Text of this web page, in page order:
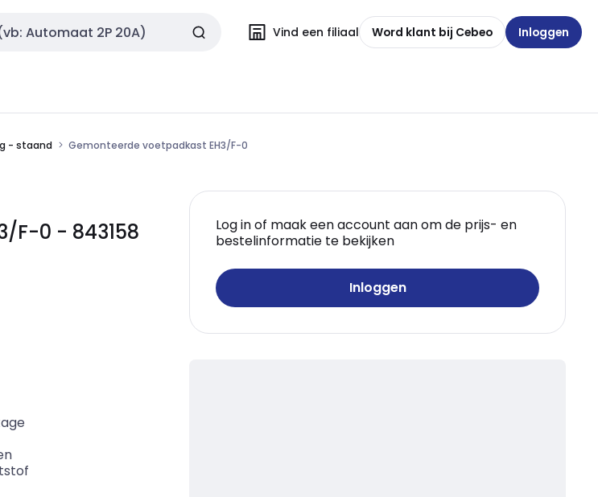
Vind een filiaal Word klant bij Cebeo Inloggen
- staand Gemonteerde voetpadkast EH3/F-0
F-0 - 843158
Log in of maak een account aan om de prijs- en
bestelinformatie te bekijken
Inloggen